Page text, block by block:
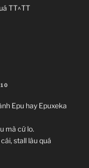
TT^TT
Epu hay Epuxeka
mà cứ lo.
stall lâu quá